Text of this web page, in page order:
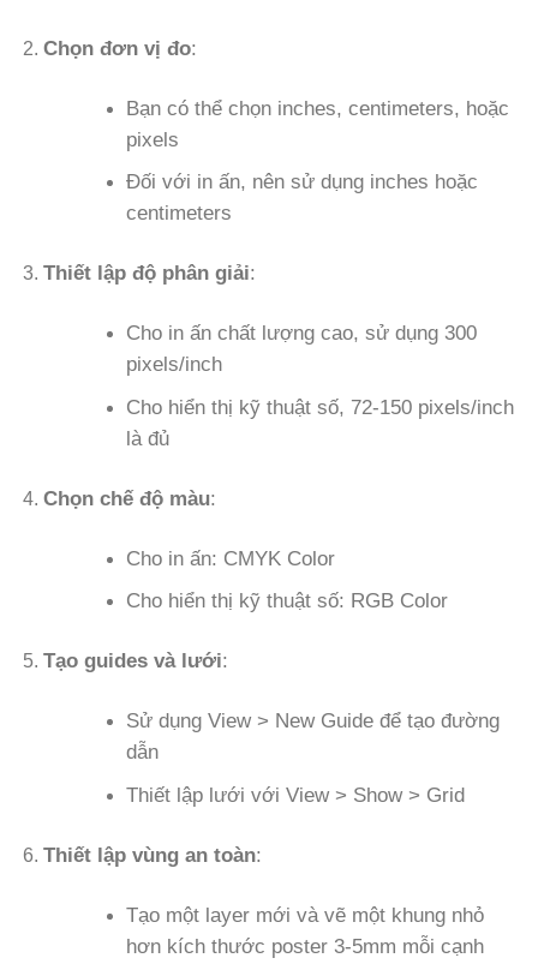
Chọn đơn vị đo:
Bạn có thể chọn inches, centimeters, hoặc
pixels
Đối với in ấn, nên sử dụng inches hoặc
centimeters
Thiết lập độ phân giải:
Cho in ấn chất lượng cao, sử dụng 300
pixels/inch
Cho hiển thị kỹ thuật số, 72-150 pixels/inch
là đủ
Chọn chế độ màu:
Cho in ấn: CMYK Color
Cho hiển thị kỹ thuật số: RGB Color
Tạo guides và lưới:
Sử dụng View > New Guide để tạo đường
dẫn
Thiết lập lưới với View > Show > Grid
Thiết lập vùng an toàn:
Tạo một layer mới và vẽ một khung nhỏ
hơn kích thước poster 3-5mm mỗi cạnh